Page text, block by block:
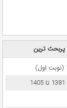
پربحث ترین